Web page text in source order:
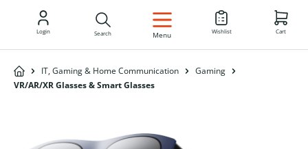
EN
Login Search Menu Wishlist Cart
IT, Gaming & Home Communication
Gaming
VR/AR/XR Glasses & Smart Glasses